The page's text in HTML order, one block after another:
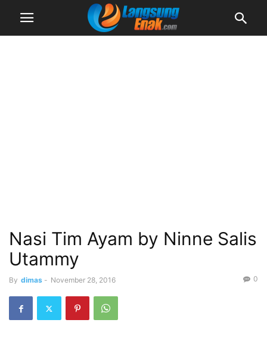
Nasi Tim Ayam by Ninne Salis
Utammy
By dimas - November 28, 2016 0